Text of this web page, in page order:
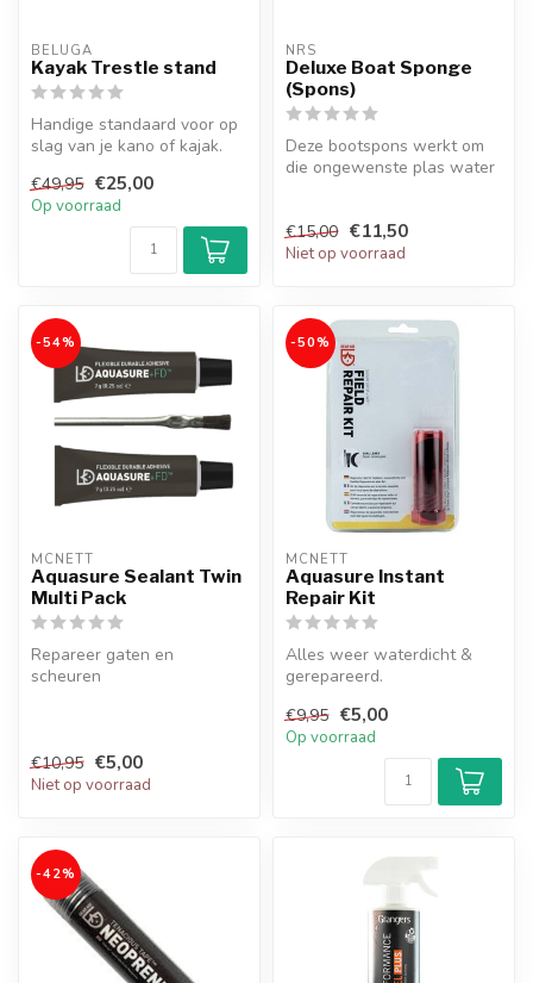
BELUGA
Kayak Trestle stand
Handige standaard voor op
slag van je kano of kajak.
€49,95 €25,00
Op voorraad
NRS
Deluxe Boat Sponge
(Spons)
Deze bootspons werkt om
die ongewenste plas water
€15,00 €11,50
Niet op voorraad
-54%
MCNETT
Aquasure Sealant Twin
Multi Pack
Repareer gaten en
scheuren
€10,95 €5,00
Niet op voorraad
-50%
MCNETT
Aquasure Instant
Repair Kit
Alles weer waterdicht &
gerepareerd.
€9,95 €5,00
Op voorraad
-42%